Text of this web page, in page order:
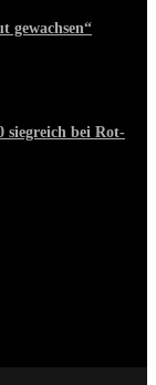
gewachsen“
bei Rot-